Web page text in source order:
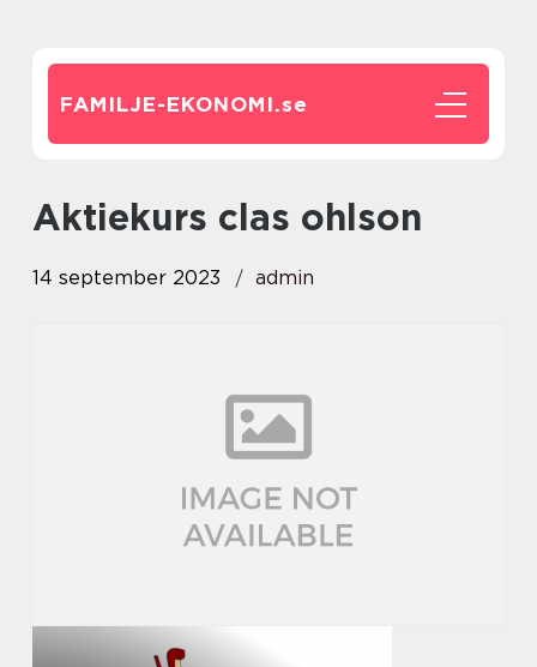
FAMILJE-EKONOMI.se
aktiekurs clas ohlson
14 september 2023 admin